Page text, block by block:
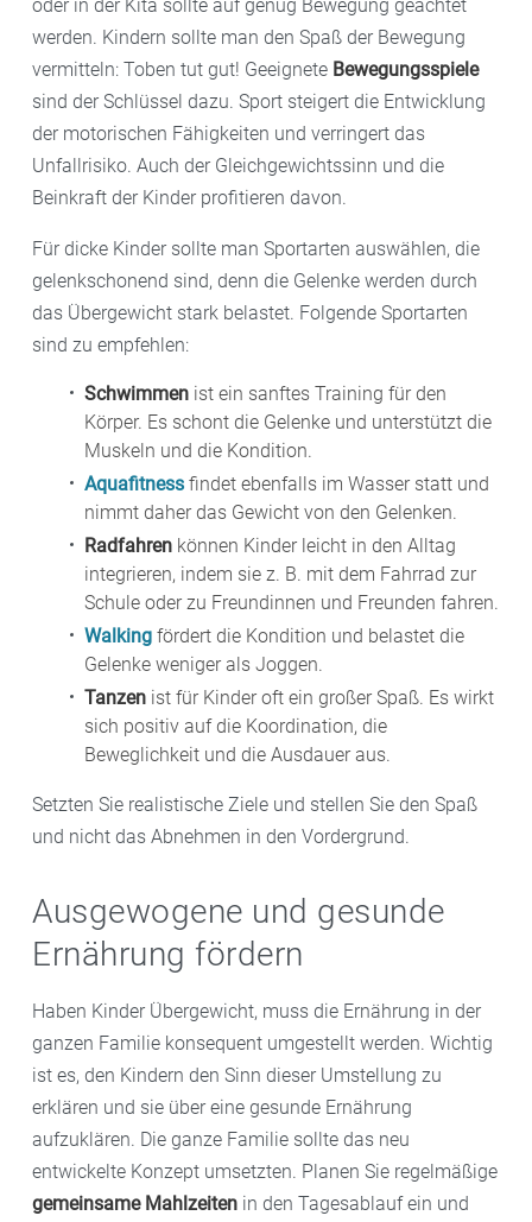
HerzinfarkteundSchlaganfälleentstehen. Ähnliche
Folgen kann einBluthochdruckhaben, der ebenfalls
durch Übergewicht begünstigt wird.
Übergewicht bei Kindern kann auch
Fettstoffwechselstörungenmit sich bringen. Das
Cholesterin nimmt ab. Dies führt zu
Herzkreislauferkrankungen und Gallensteinen.
Beimmetabolischen Syndrom
Diabetes Typ 2, hoher Blutdruck und
Fettstoffwechselstörung zusammen auf. Man spricht
auch vom „tödlichen Quartett“, um auf das gesteigerte
Risiko für Herzinfarkte und Schlaganfälle aufmerksam
zu machen.
Wenn sich bei Kindern mit Übergewicht die
überschüssige Energie als Fett in der Leber anreichert,
kann es zu einerFettleber kommen. Dies kann die
massiv schädigen.
Bei dicken Kindern wird der Skelettapparat zu stark
belastet. Dies kann verschiedene
Schädenauslösen, z. B. Senkfüße, Spreizfüße, X-
Beine, O-Beine oder Hüftprobleme.
oder in der Kita sollte auf genug Bewegung geachtet
werden. Kindern sollte man den Spaß der Bewegung
vermitteln: Toben tut gut! Geeignete Bewegungsspiele
sind der Schlüssel dazu. Sport steigert die Entwicklung
der motorischen Fähigkeiten und verringert das
Unfallrisiko. Auch der Gleichgewichtssinn und die
Beinkraft der Kinder profitieren davon.
Für dicke Kinder sollte man Sportarten auswählen, die
gelenkschonend sind, denn die Gelenke werden durch
das Übergewicht stark belastet. Folgende Sportarten
sind zu empfehlen:
Schwimmen ist ein sanftes Training für den
Körper. Es schont die Gelenke und unterstützt die
Muskeln und die Kondition.
Aquafitness findet ebenfalls im Wasser statt und
nimmt daher das Gewicht von den Gelenken.
Radfahren können Kinder leicht in den Alltag
integrieren, indem sie z. B. mit dem Fahrrad zur
Schule oder zu Freundinnen und Freunden fahren.
Walking fördert die Kondition und belastet die
Gelenke weniger als Joggen.
Tanzen ist für Kinder oft ein großer Spaß. Es wirkt
sich positiv auf die Koordination, die
Beweglichkeit und die Ausdauer aus.
Setzten Sie realistische Ziele und stellen Sie den Spaß
und nicht das Abnehmen in den Vordergrund.
Ausgewogene und gesunde
Ernährung fördern
Haben Kinder Übergewicht, muss die Ernährung in der
ganzen Familie konsequent umgestellt werden. Wichtig
ist es, den Kindern den Sinn dieser Umstellung zu
erklären und sie über eine gesunde Ernährung
aufzuklären. Die ganze Familie sollte das neu
entwickelte Konzept umsetzten. Planen Sie regelmäßige
gemeinsame Mahlzeiten in den Tagesablauf ein und